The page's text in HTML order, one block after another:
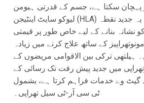
پہچان سکتا ہے، جسم کے قدرتی ہیومن
لیوکو سایٹ اینٹیجن (HLA) راستہ کے ذریعے۔ یہ جدید نقطہ
نشانہ بنانے کے لیے خاص طور پر قیمتی
کے ساتھ علاج کرنے میں زیادہ
ترکی بین الاقوامی مریضوں کے
میں جدید پیش رفت تک رسائی کے
گیٹ وے خدمات فراہم کرتا ہے، بشمول
ٹی سی آر-ٹی سیل تھراپی۔